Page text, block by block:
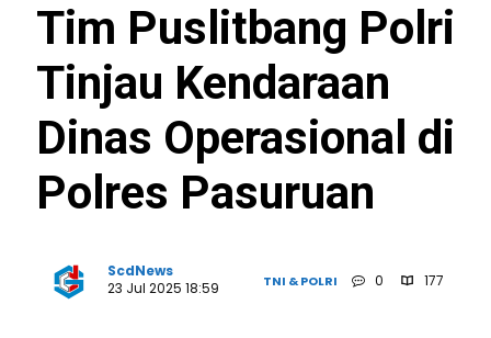
Tim Puslitbang Polri
Tinjau Kendaraan
Dinas Operasional di
Polres Pasuruan
ScdNews
23 Jul 2025 18:59
TNI & POLRI 0 177